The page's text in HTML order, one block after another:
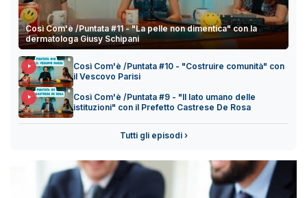
Così Com'è /Puntata #11 - "La pelle non dimentica" con la
dermatologa Giusy Schipani
Così Com'è /Puntata #10 - "Costruire comunità" con
il Vescovo Parisi
Così Com'è /Puntata #9 - "Il lato umano delle
istituzioni" con il Prefetto Castrese De Rosa
Tutti gli episodi ›